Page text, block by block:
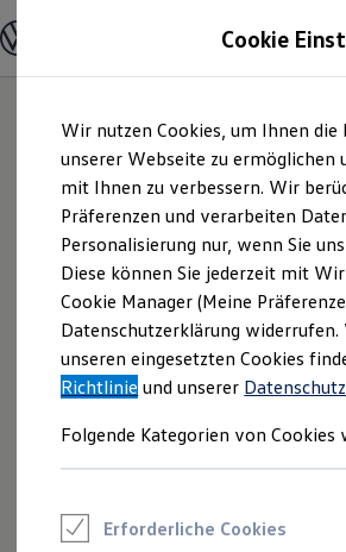
Hauptinhalt
springen
Footer
springen
Modelle und Konfigurator
Modelle vergleichen
Elektroautos
ENERGY Sondermodelle
Nutzfahrzeuge
SUV und CUV
Familienautos
Kombis
Kompaktwagen
Sportwagen
Schnell verfügbare Fahrzeuge
Angebote und Produkte
Aktuelle Angebote
E-Auto-Förderung
Volkswagen Marktplatz
Junge Gebrauchtwagen und
Saisonangebote
Cookie
Wir nutzen Cookies, um Ihnen die
unserer Webseite zu ermöglichen
mit Ihnen zu verbessern. Wir
Präferenzen und verarbeiten
Personalisierung nur, wenn Sie
Diese können Sie jederzeit mit
Cookie Manager (Meine
Datenschutzerklärung
unseren eingesetzten Cookies
Richtlinie und unserer
Folgende Kategorien von Cookies
Erforderliche Cookies